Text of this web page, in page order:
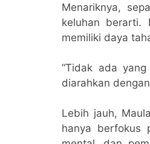
Menariknya,
keluhan berarti.
memiliki daya
“Tidak ada
diarahkan
Lebih jauh,
hanya berfokus